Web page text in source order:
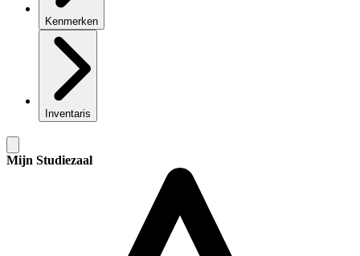
Kenmerken
Inventaris
Mijn Studiezaal